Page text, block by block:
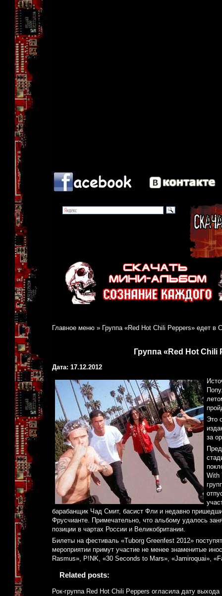
Главное меню » Группа «Red Hot Chili Peppers» едет в
Группа «Red Hot Chili
Дата: 17.12.2012
Это
за
With
барабанщик Чад Смит, басист Фли и недавно
Фрусчианте. Примечательно, что альбому удалось
позиции в чартах России и Великобритании.
Билеты на фестиваль «Tuborg Greenfest 2012»
мероприятии примут участие не менее знаменитые
Rasmus», P!NK, «30 Seconds to Mars», «Jamiroquai»,
Related posts:
Рок-группа Red Hot Chili Peppers огласила дату